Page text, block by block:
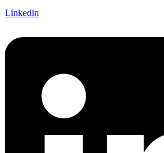
Linkedin